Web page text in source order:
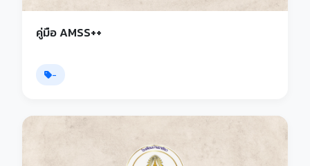
คู่มือ AMSS++
-